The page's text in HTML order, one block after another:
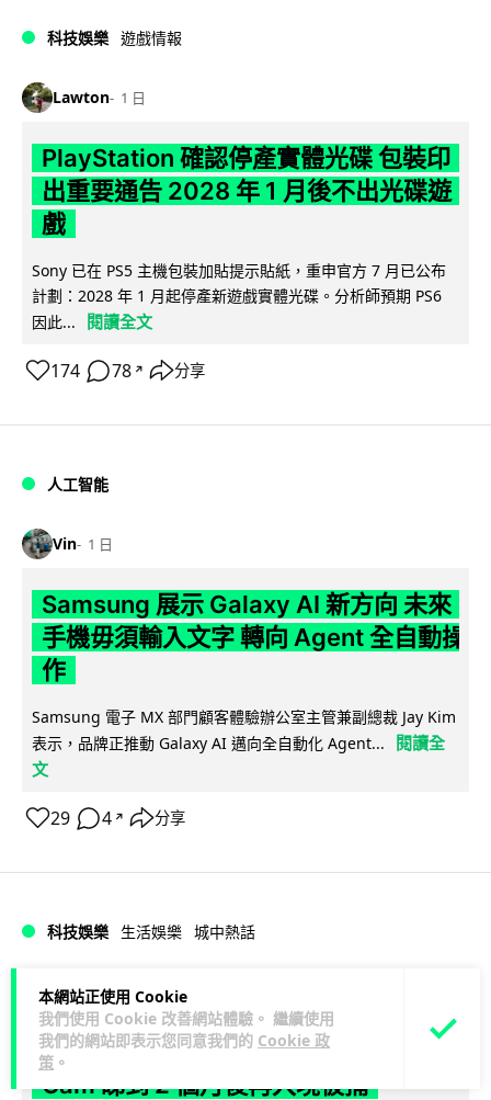
本網站正使用 Cookie
我們使用 Cookie 改善網站體驗。 繼續使用
我們的網站即表示您同意我們的 Cookie 政
策 。
科技娛樂 遊戲情報
Lawton 1 日
PlayStation 確認停產實體光碟 包裝印
出重要通告 2028 年 1 月後不出光碟遊
戲
Sony 已在 PS5 主機包裝加貼提示貼紙，重申官方 7 月已公布
計劃：2028 年 1 月起停產新遊戲實體光碟。分析師預期 PS6
因此...
閱讀全文
174 78 ↗ 分享
人工智能
Vin 1 日
Samsung 展示 Galaxy AI 新方向 未來
手機毋須輸入文字 轉向 Agent 全自動操
作
Samsung 電子 MX 部門顧客體驗辦公室主管兼副總裁 Jay Kim
表示，品牌正推動 Galaxy AI 邁向全自動化 Agent...
閱讀全
文
29 4 ↗ 分享
科技娛樂 生活娛樂 城中熱話
Lawton 1 日
港夫婦澳門的士拾相機 據為己有被的士
Cam 睇到 2 個月後再入境被捕